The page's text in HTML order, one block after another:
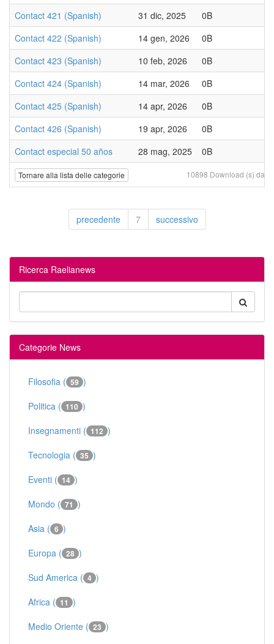
Contact 421 (Spanish)
31 dic, 2025
0B
Contact 422 (Spanish)
14 gen, 2026
0B
Contact 423 (Spanish)
10 feb, 2026
0B
Contact 424 (Spanish)
14 mar, 2026
0B
Contact 425 (Spanish)
14 apr, 2026
0B
Contact 426 (Spanish)
19 apr, 2026
0B
Contact especial 50 años
28 mag, 2025 0B
Tornare alla lista delle categorie 10898 Download (s) da
precedente 7 successivo
Ricerca Raelianews
Categorie News
Filosofia ( 59 )
Politica ( 110 )
Insegnamenti ( 112 )
Tecnologia ( 35 )
Eventi ( 14 )
Mondo ( 71 )
Asia ( 6 )
Europa ( 28 )
Sud America ( 4 )
Africa ( 11 )
Medio Oriente ( 23 )